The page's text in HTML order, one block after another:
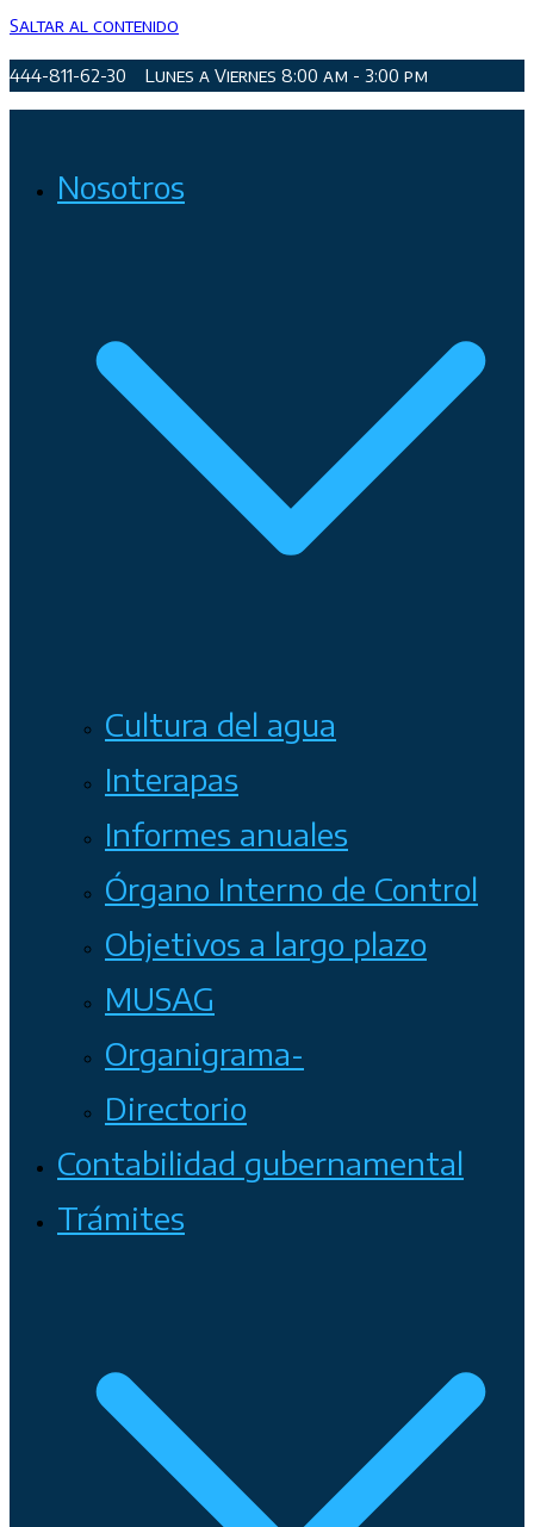
Saltar al contenido
444-811-62-30 Lunes a Viernes 8:00 am - 3:00 pm
Organismo Operador de Agua Potable, Alcantarillado y
Saneamiento de San Luis Potosí, Soledad de Graciano Sánchez
Nosotros
Cultura del agua
Interapas
Informes anuales
Órgano Interno de Control
Objetivos a largo plazo
MUSAG
Organigrama-
Directorio
Contabilidad gubernamental
Trámites